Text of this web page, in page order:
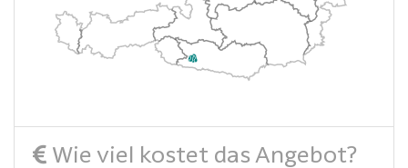
Wie viel kostet das Angebot?